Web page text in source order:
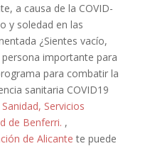
a causa de la COVID-
y soledad en las
¿Sientes vacío,
importante para
para combatir la
sanitaria COVID19
Sanidad, Servicios
de Benferri. ,
de Alicante te puede